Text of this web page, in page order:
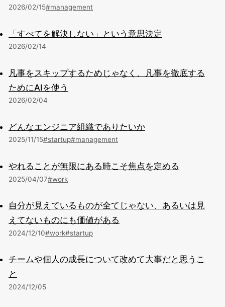
2026/02/15#management
「すべてを解決しない」という意思決定
2026/02/14
凡事をスキップするためじゃなく、凡事を徹底する
ためにAIを使う
2026/02/04
どんなエンジニア組織でありたいか
2025/11/15#startup#management
やれることが無限にある時こそ焦点を定める
2025/04/07#work
自分が見えているものが全てじゃない、あるいは見
えてないものにも価値がある
2024/12/10#work#startup
チームや個人の成長について改めて大事だと思うこ
と
2024/12/05